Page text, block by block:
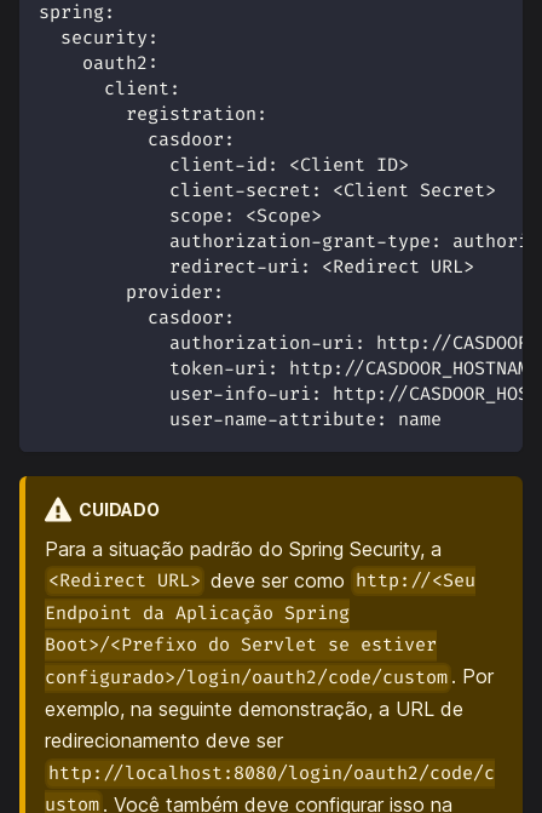
spring:
security :
oauth2 :
client :
registration :
casdoor :
client-id : <Client ID>
client-secret : <Client Secret>
scope : <Scope>
authorization-grant-type :
redirect-uri : <Redirect URL>
provider :
casdoor :
authorization-uri : http : //
token-uri : http : //CASDOOR_HOSTNAME
user-info-uri : http : //
user-name-attribute : name
CUIDADO
Para a situação padrão do Spring Security, a
<Redirect URL> deve ser como http://<Seu
Endpoint da Aplicação Spring
Boot>/<Prefixo do Servlet se estiver
configurado>/login/oauth2/code/custom . Por
exemplo, na seguinte demonstração, a URL de
redirecionamento deve ser
http://localhost:8080/login/oauth2/code/c
ustom . Você também deve configurar isso na